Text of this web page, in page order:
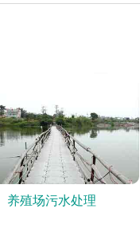
养殖场污水处理